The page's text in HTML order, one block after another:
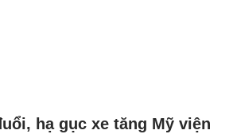
hạ gục xe tăng Mỹ viện